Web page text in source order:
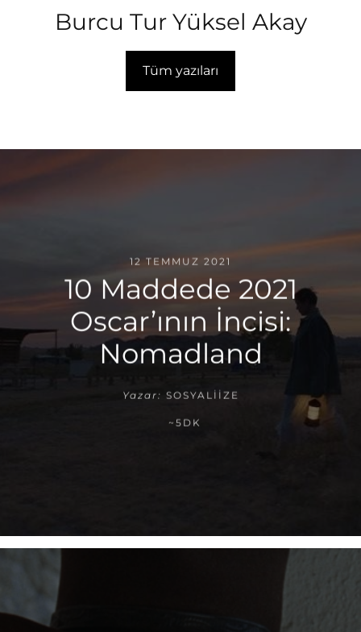
Burcu Tur Yüksel Akay
Tüm yazıları
12 TEMMUZ 2021
10 Maddede 2021
Oscar’ının İncisi:
Nomadland
Yazar: SOSYALIIZE
~5DK